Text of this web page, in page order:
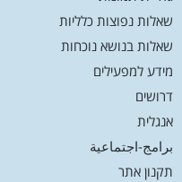
שאלות נפוצות כלליות
שאלות בנושא נוכחות
מידע למפעילים
דרושים
אנגלית
برامج-اجتماعية
תקנון אתר